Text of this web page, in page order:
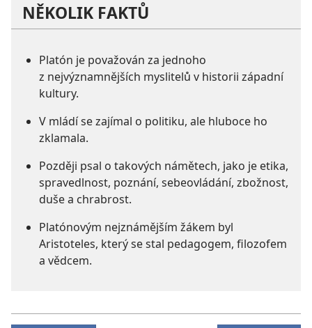
NĚKOLIK FAKTŮ
Platón je považován za jednoho
z nejvýznamnějších myslitelů v historii západní
kultury.
V mládí se zajímal o politiku, ale hluboce ho
zklamala.
Později psal o takových námětech, jako je etika,
spravedlnost, poznání, sebeovládání, zbožnost,
duše a chrabrost.
Platónovým nejznámějším žákem byl
Aristoteles, který se stal pedagogem, filozofem
a vědcem.